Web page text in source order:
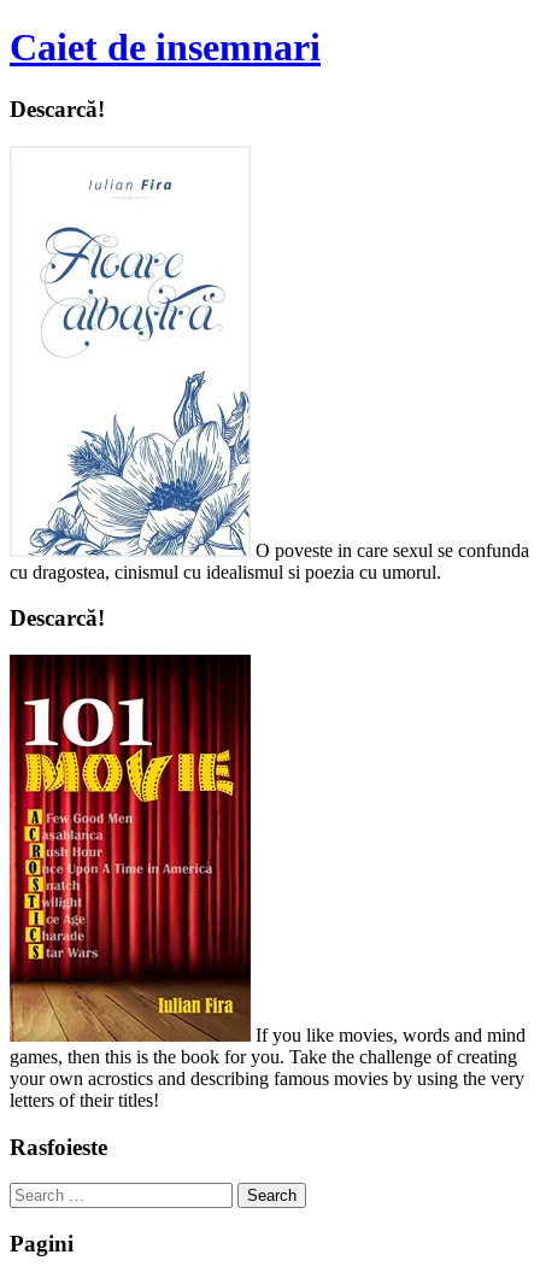
Caiet de insemnari
Descarcă!
O poveste in care sexul se confunda
cu dragostea, cinismul cu idealismul si poezia cu umorul.
Descarcă!
If you like movies, words and mind
games, then this is the book for you. Take the challenge of creating
your own acrostics and describing famous movies by using the very
letters of their titles!
Rasfoieste
Search
for:
Pagini